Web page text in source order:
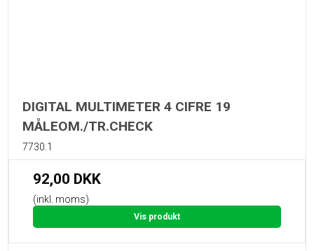
DIGITAL MULTIMETER 4 CIFRE 19
MÅLEOM./TR.CHECK
7730.1
92,00 DKK
(inkl. moms)
Vis produkt